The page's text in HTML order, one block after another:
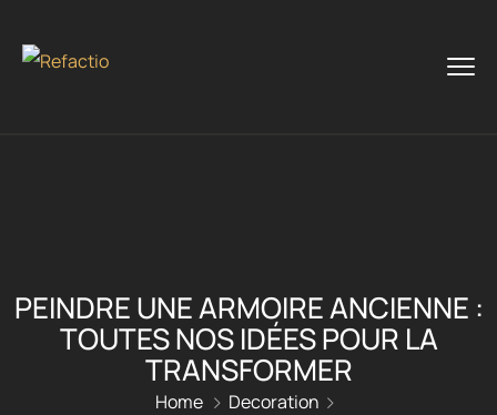
PEINDRE UNE ARMOIRE ANCIENNE :
TOUTES NOS IDÉES POUR LA
TRANSFORMER
Home
Decoration